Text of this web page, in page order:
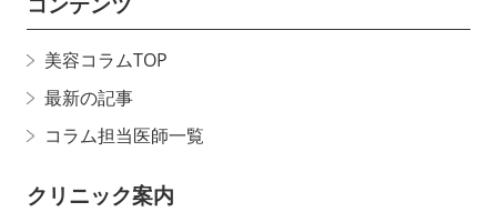
美容コラムTOP
最新の記事
コラム担当医師一覧
クリニック案内